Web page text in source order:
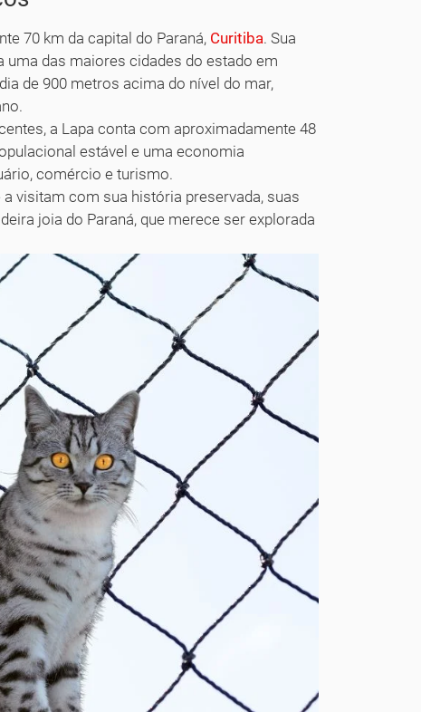
70 km da capital do Paraná, Curitiba. Sua
uma das maiores cidades do estado em
de 900 metros acima do nível do mar,
a Lapa conta com aproximadamente 48
estável e uma economia
comércio e turismo.
visitam com sua história preservada, suas
joia do Paraná, que merece ser explorada